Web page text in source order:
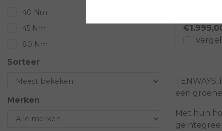
40 Nm
45 Nm
80 Nm
Sorteer
Merken
een
Met hun